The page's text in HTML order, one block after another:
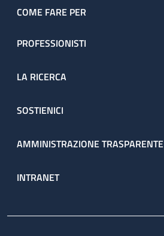
COME FARE PER
PROFESSIONISTI
LA RICERCA
SOSTIENICI
AMMINISTRAZIONE TRASPARENTE
INTRANET